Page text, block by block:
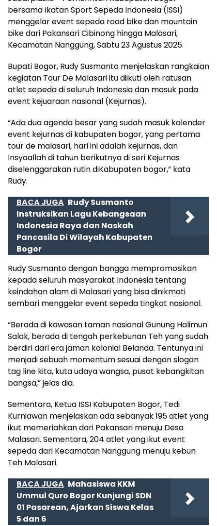
bersama Ikatan Sport Sepeda Indonesia (ISSI)
menggelar event sepeda road bike dan mountain
bike dari Pakansari Cibinong hingga Malasari,
Kecamatan Nanggung, Sabtu 23 Agustus 2025.
Bupati Bogor, Rudy Susmanto menjelaskan rangkaian
kegiatan Tour De Malasari itu diikuti oleh ratusan
atlet sepeda di seluruh Indonesia dan masuk pada
event kejuaraan nasional (Kejurnas).
“Ada dua agenda besar yang sudah masuk kalender
event kejurnas di kabupaten bogor, yang pertama
tour de malasari, hari ini adalah kejurnas, dan
Insyaallah di tahun berikutnya di seri Kejurnas
diselenggarakan rutin diKabupaten bogor,” kata
Rudy.
BACA JUGA Rudy Susmanto
Instruksikan Lagu Kebangsaan
Indonesia Raya dan Naskah
Pancasila Di Wilayah Kabupaten
Bogor
Rudy Susmanto dengan bangga mempromosikan
kepada seluruh masyarakat Indonesia tentang
keindahan alam di Malasari yang bisa dinikmati
sembari menggelar event sepeda tingkat nasional.
“Berada di kawasan taman nasional Gunung Halimun
Salak, berada di tengah perkebunan Teh yang sudah
berdiri dari era jaman kolonial Belanda. Tentunya ini
menjadi sebuah momentum sesuai dengan slogan
tag line kita, kuta udaya wangsa, pusat kebangkitan
bangsa,” jelas dia.
Sementara, Ketua ISSI Kabupaten Bogor, Tedi
Kurniawan menjelaskan ada sebanyak 195 atlet yang
ikut memeriahkan dari Pakansari menuju Desa
Malasari. Sementara, 204 atlet yang ikut event
sepeda dari Kecamatan Nanggung menuju kebun
Teh Malasari.
BACA JUGA Mahasiswa KKM
Ummul Quro Bogor Kunjungi SDN
01 Pasarean, Ajarkan Siswa Kelas
5 dan 6